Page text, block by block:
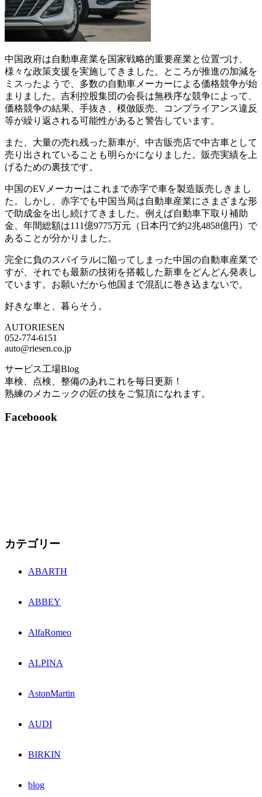
中国政府は自動車産業を国家戦略的重要産業と位置づけ、
様々な政策支援を実施してきました。ところが推進の加減を
ミスったようで、多数の自動車メーカーによる価格競争が始
まりました。吉利控股集団の会長は無秩序な競争によって、
価格競争の結果、手抜き、模倣販売、コンプライアンス違反
等が繰り返される可能性があると警告しています。
また、大量の売れ残った新車が、中古販売店で中古車として
売り出されていることも明らかになりました。販売実績を上
げるための裏技です。
中国のEVメーカーはこれまで赤字で車を製造販売しきまし
た。しかし、赤字でも中国当局は自動車産業にさまざまな形
で助成金を出し続けてきました。例えば自動車下取り補助
金、年間総額は111億9775万元（日本円で約2兆4858億円）で
あることが分かりました。
完全に負のスパイラルに陥ってしまった中国の自動車産業で
すが、それでも最新の技術を搭載した新車をどんどん発表し
ています。お願いだから他国まで混乱に巻き込まないで。
好きな車と、暮らそう。
AUTORIESEN
052-774-6151
auto@riesen.co.jp
サービス工場Blog
車検、点検、整備のあれこれを毎日更新！
熟練のメカニックの匠の技をご覧頂になれます。
Faceboook
カテゴリー
ABARTH
ABBEY
AlfaRomeo
ALPINA
AstonMartin
AUDI
BIRKIN
blog